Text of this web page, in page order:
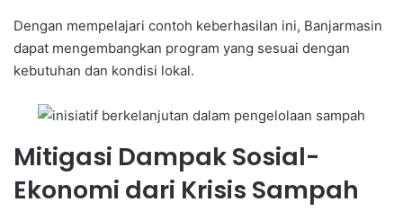
Dengan mempelajari contoh keberhasilan ini, Banjarmasin
dapat mengembangkan program yang sesuai dengan
kebutuhan dan kondisi lokal.
Mitigasi Dampak Sosial-
Ekonomi dari Krisis Sampah